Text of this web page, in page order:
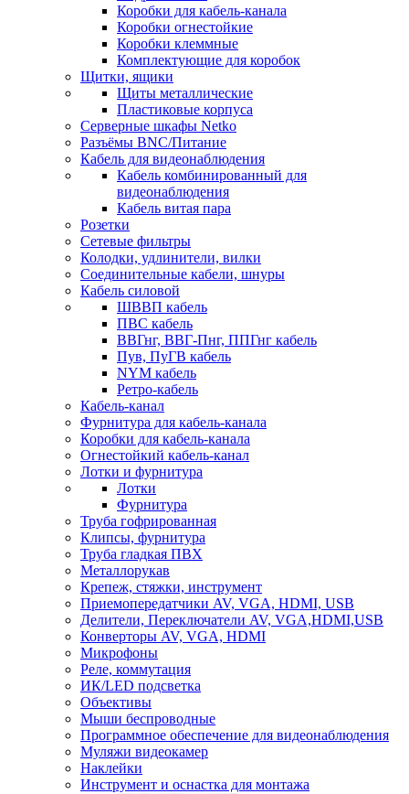
Коробки для кабель-канала
Коробки огнестойкие
Коробки клеммные
Комплектующие для коробок
Щитки, ящики
Щиты металлические
Пластиковые корпуса
Серверные шкафы Netko
Разъёмы BNC/Питание
Кабель для видеонаблюдения
Кабель комбинированный для
видеонаблюдения
Кабель витая пара
Розетки
Сетевые фильтры
Колодки, удлинители, вилки
Соединительные кабели, шнуры
Кабель силовой
ШВВП кабель
ПВС кабель
ВВГнг, ВВГ-Пнг, ППГнг кабель
Пув, ПуГВ кабель
NYM кабель
Ретро-кабель
Кабель-канал
Фурнитура для кабель-канала
Коробки для кабель-канала
Огнестойкий кабель-канал
Лотки и фурнитура
Лотки
Фурнитура
Труба гофрированная
Клипсы, фурнитура
Труба гладкая ПВХ
Металлорукав
Крепеж, стяжки, инструмент
Приемопередатчики AV, VGA, HDMI, USB
Делители, Переключатели AV, VGA,HDMI,USB
Конверторы AV, VGA, HDMI
Микрофоны
Реле, коммутация
ИК/LED подсветка
Объективы
Мыши беспроводные
Программное обеспечение для видеонаблюдения
Муляжи видеокамер
Наклейки
Инструмент и оснастка для монтажа